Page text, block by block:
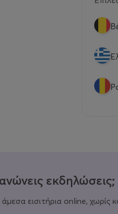
εκδηλώσεις;
εισιτήρια online, χωρίς